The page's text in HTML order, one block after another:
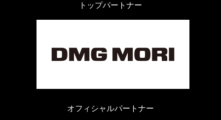
トップパートナー
オフィシャルパートナー